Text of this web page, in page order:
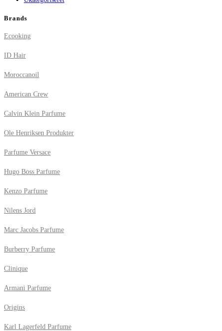
Brands
Ecooking
ID Hair
Moroccanoil
American Crew
Calvin Klein Parfume
Ole Henriksen Produkter
Parfume Versace
Hugo Boss Parfume
Kenzo Parfume
Nilens Jord
Marc Jacobs Parfume
Burberry Parfume
Clinique
Armani Parfume
Origins
Karl Lagerfeld Parfume